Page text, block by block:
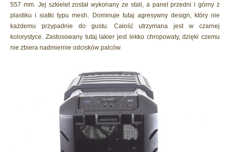
557 mm. Jej szkielet został wykonany ze stali, a panel przedni i górny z
plastiku i siatki typu mesh. Dominuje tutaj agresywny design, który nie
każdemu przypadnie do gustu. Całość utrzymana jest w czarnej
kolorystyce. Zastosowany tutaj lakier jest lekko chropowaty, dzięki czemu
nie zbiera nadmiernie odcisków palców.